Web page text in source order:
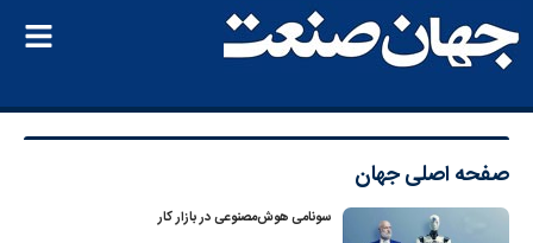
صفحه اصلیجهان
سونامی هوش‌مصنوعی در بازار کار